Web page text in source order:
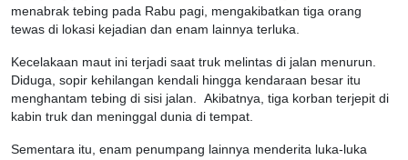
menabrak tebing pada Rabu pagi, mengakibatkan tiga orang
tewas di lokasi kejadian dan enam lainnya terluka.
Kecelakaan maut ini terjadi saat truk melintas di jalan menurun.
Diduga, sopir kehilangan kendali hingga kendaraan besar itu
menghantam tebing di sisi jalan. Akibatnya, tiga korban terjepit di
kabin truk dan meninggal dunia di tempat.
Sementara itu, enam penumpang lainnya menderita luka-luka